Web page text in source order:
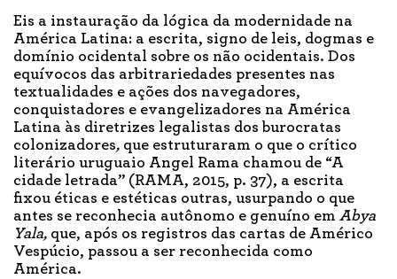
Eis a instauração da lógica da modernidade na
América Latina: a escrita, signo de leis, dogmas e
domínio ocidental sobre os não ocidentais. Dos
equívocos das arbitrariedades presentes nas
textualidades e ações dos navegadores,
conquistadores e evangelizadores na América
Latina às diretrizes legalistas dos burocratas
colonizadores, que estruturaram o que o crítico
literário uruguaio Angel Rama chamou de “A
cidade letrada” (RAMA, 2015, p. 37), a escrita
fixou éticas e estéticas outras, usurpando o que
antes se reconhecia autônomo e genuíno em Abya
Yala, que, após os registros das cartas de Américo
Vespúcio, passou a ser reconhecida como
América.